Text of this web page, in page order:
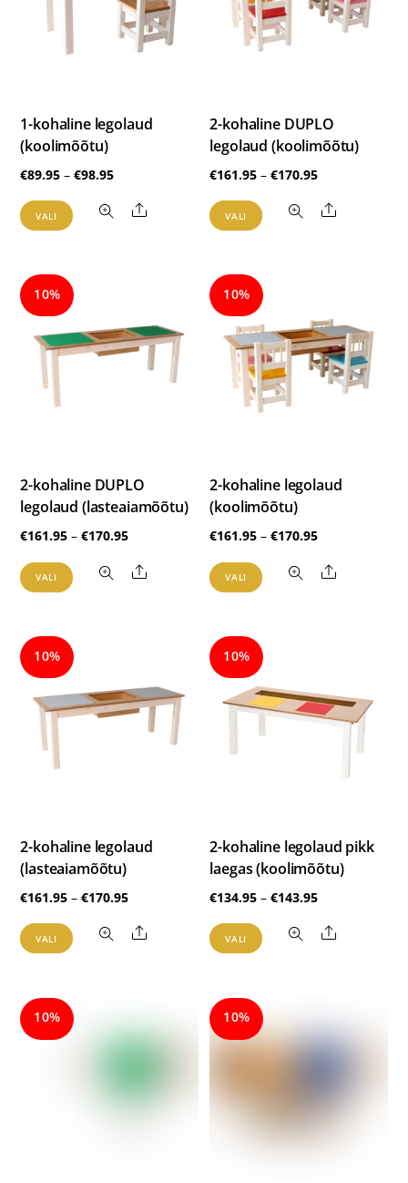
tootelehel.
teha
tootelehel.
1-kohaline legolaud
(koolimõõtu)
€89.95 – €98.95Hinnavahemik:
kuni
VALI
Sellel
Valikuid
saab
Share
2-kohaline DUPLO
legolaud (koolimõõtu)
€161.95 – €170.95Hinnavahemik:
kuni
VALI
Sellel
Valikuid
saab
teha
tootelehel.
Share
10%
2-kohaline DUPLO
legolaud (lasteaiamõõtu)
€161.95 – €170.95Hinnavahemik:
kuni
VALI
Sellel
Valikuid
saab
Share
10%
2-kohaline legolaud
(koolimõõtu)
€161.95 – €170.95Hinnavahemik:
kuni
VALI
Sellel
Valikuid
saab
Share
10%
2-kohaline legolaud
(lasteaiamõõtu)
€161.95 – €170.95Hinnavahemik:
€161.95
kuni
VALI
Sellel
varianti.
Valikuid
teha
Share
10%
2-kohaline legolaud pikk
laegas (koolimõõtu)
€134.95 – €143.95Hinnavahemik:
€134.95
kuni
VALI
Sellel
varianti.
Valikuid
tootelehel.
Share
10% 10%